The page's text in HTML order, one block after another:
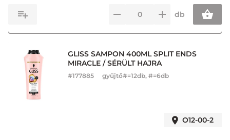
db
GLISS SAMPON 400ML SPLIT ENDS
MIRACLE / SÉRÜLT HAJRA
#177885 gyűjtő#=12db, #=6db
O12-00-2